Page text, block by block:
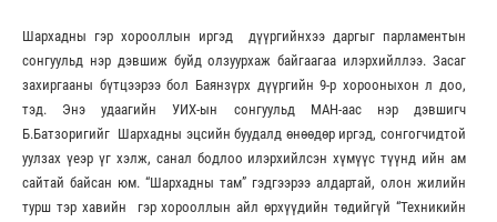
Шархадны гэр хорооллын иргэд дүүргийнхээ даргыг парламентын
сонгуульд нэр дэвшиж буйд олзуурхаж байгаагаа илэрхийллээ. Засаг
захиргааны бүтцээрээ бол Баянзүрх дүүргийн 9-р хорооныхон л доо,
тэд. Энэ удаагийн УИХ-ын сонгуульд МАН-аас нэр дэвшигч
Б.Батзоригийг Шархадны эцсийн буудалд өнөөдөр иргэд, сонгогчидтой
уулзах үеэр үг хэлж, санал бодлоо илэрхийлсэн хүмүүс түүнд ийн ам
сайтай байсан юм. “Шархадны там” гэдгээрээ алдартай, олон жилийн
турш тэр хавийн гэр хорооллын айл өрхүүдийн төдийгүй “Техникийн